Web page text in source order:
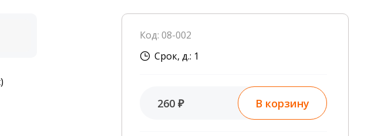
инфекций
Внутренний аудит
Сотрудники лаборатории
Код: 08-002
Срок, д.: 1
260 ₽ В корзину